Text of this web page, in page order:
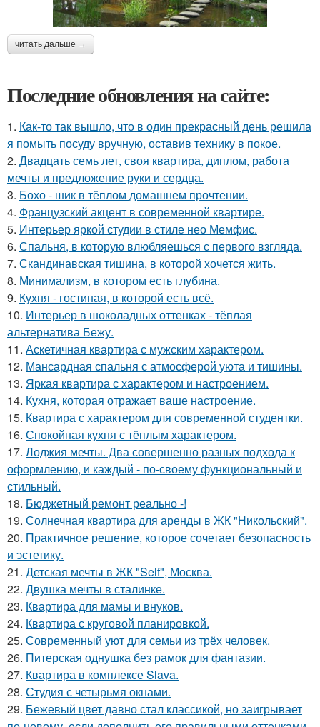
читать дальше →
Последние обновления на сайте:
1. Как-то так вышло, что в один прекрасный день решила
я помыть посуду вручную, оставив технику в покое.
2. Двадцать семь лет, своя квартира, диплом, работа
мечты и предложение руки и сердца.
3. Бохо - шик в тёплом домашнем прочтении.
4. Французский акцент в современной квартире.
5. Интерьер яркой студии в стиле нео Мемфис.
6. Спальня, в которую влюбляешься с первого взгляда.
7. Скандинавская тишина, в которой хочется жить.
8. Минимализм, в котором есть глубина.
9. Кухня - гостиная, в которой есть всё.
10. Интерьер в шоколадных оттенках - тёплая
альтернатива Бежу.
11. Аскетичная квартира с мужским характером.
12. Мансардная спальня с атмосферой уюта и тишины.
13. Яркая квартира с характером и настроением.
14. Кухня, которая отражает ваше настроение.
15. Квартира с характером для современной студентки.
16. Спокойная кухня с тёплым характером.
17. Лоджия мечты. Два совершенно разных подхода к
оформлению, и каждый - по-своему функциональный и
стильный.
18. Бюджетный ремонт реально -!
19. Солнечная квартира для аренды в ЖК "Никольский".
20. Практичное решение, которое сочетает безопасность
и эстетику.
21. Детская мечты в ЖК "Self", Москва.
22. Двушка мечты в сталинке.
23. Квартира для мамы и внуков.
24. Квартира с круговой планировкой.
25. Современный уют для семьи из трёх человек.
26. Питерская однушка без рамок для фантазии.
27. Квартира в комплексе Slava.
28. Студия с четырьмя окнами.
29. Бежевый цвет давно стал классикой, но заигрывает